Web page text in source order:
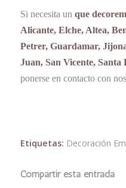
Si necesita un que
Alicante, Elche, Altea,
Petrer, Guardamar,
Juan, San Vicente, Santa
ponerse en contacto con
Etiquetas: Decoración
Compartir esta entrada